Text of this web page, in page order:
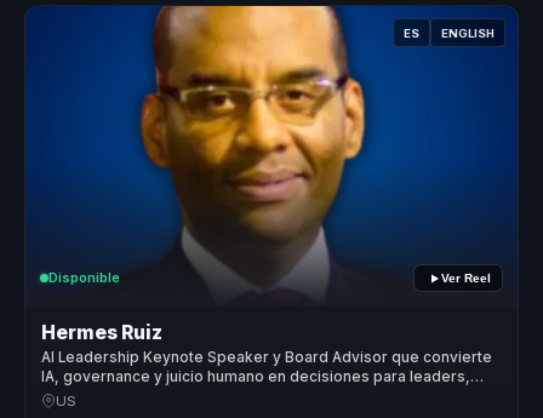
ES ENGLISH
Disponible Ver Reel
Hermes Ruiz
AI Leadership Keynote Speaker y Board Advisor que convierte
IA, governance y juicio humano en decisiones para leaders,
boards y organizations.
US